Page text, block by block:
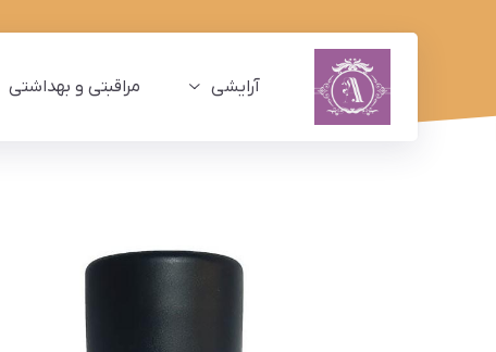
آرایشی مراقبتی و بهداشتی